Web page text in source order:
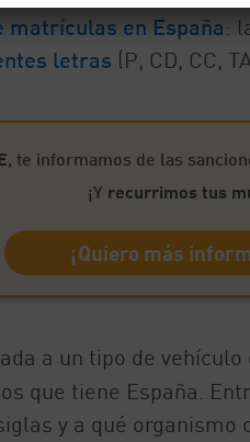
matrículas en España:
letras (P, CD, CC,
, te informamos de las
¡Y recurrimos tus
¡Quiero más
a un tipo de
que tiene España.
y a qué organismo